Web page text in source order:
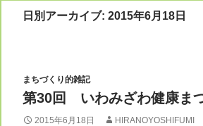
日別アーカイブ: 2015年6月18日
まちづくり的雑記
第30回 いわみざわ健康ま
2015年6月18日 HIRANOYOSHIFUMI